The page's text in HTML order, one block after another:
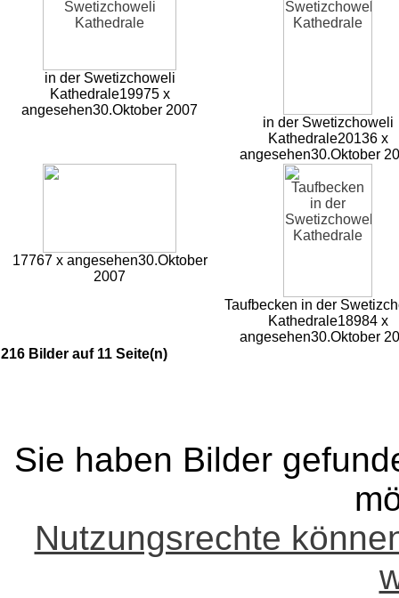
in der Swetizchoweli
Kathedrale19975 x
angesehen30.Oktober 2007
in der Swetizchoweli
Kathedrale20136 x
angesehen30.Oktober
17767 x angesehen30.Oktober
2007
Taufbecken in der
Kathedrale18984 x
angesehen30.Oktober
216 Bilder auf 11 Seite(n)
Sie haben Bilder
Nutzungsrechte